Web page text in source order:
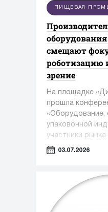
ПИЩЕВАЯ
смещают
роботизацию
зрение
На площадке
прошла
«Оборудование,
упаковочной
участники
от поставок
03.07.2026